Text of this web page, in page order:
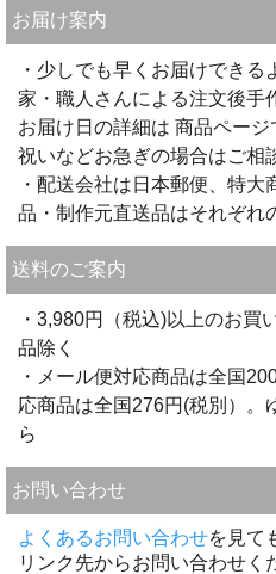
お届け案内
・少しでも早くお届けでき
家・職人さんによる注文後手
お届け日の詳細は 商品ペー
祝いなどお急ぎの場合はご相
・配送会社は日本郵便、特
品・制作元直送品はそれぞれ
送料のご案内
・3,980円（税込)以上のお
品除く
・メール便対応商品は全国
応商品は全国276円(税別）。
ら
お問い合わせ
よくあるお問い合わせを見て
リンク先からお問い合わせく